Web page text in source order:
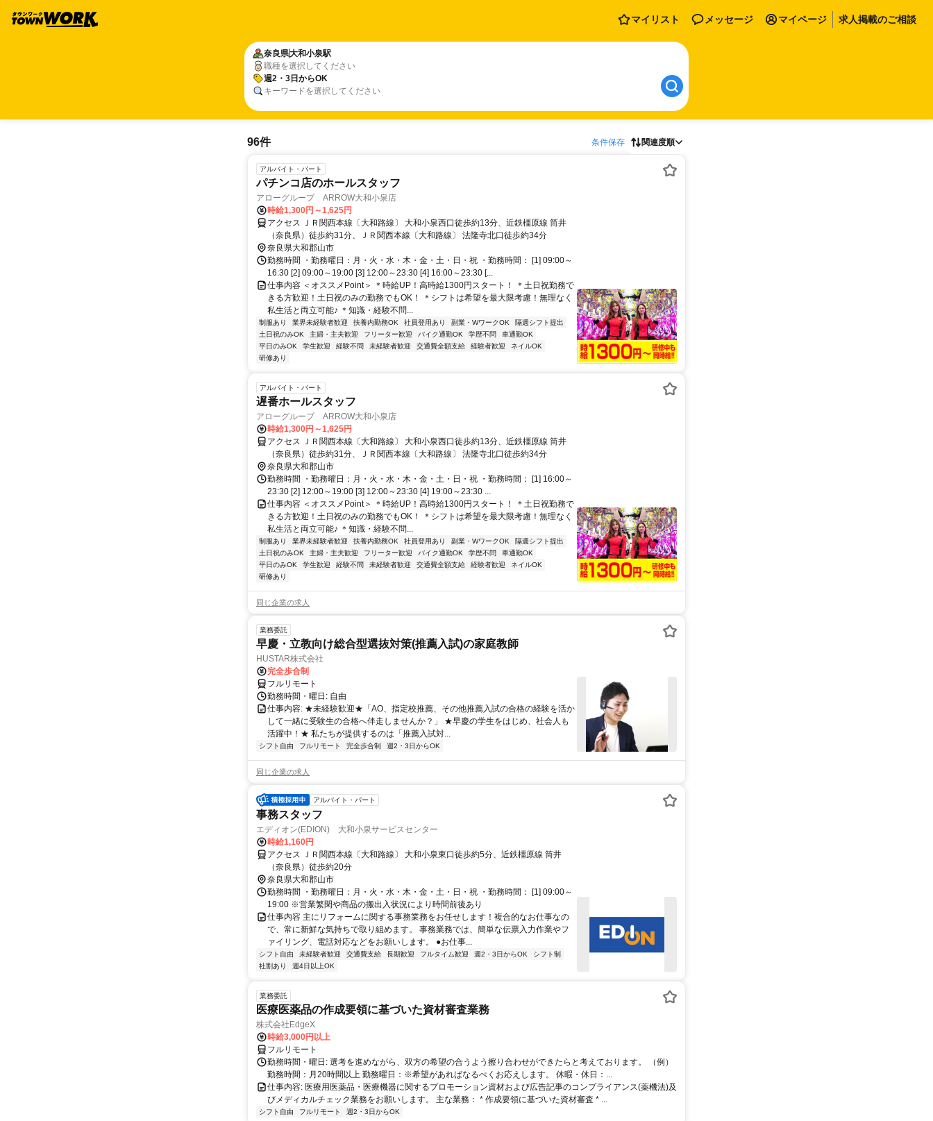
マイリスト メッセージ マイページ 求人掲載のご相談
奈良県大和小泉駅
職種を選択してください
週2・3日からOK
キーワードを選択してください
96件 条件保存 関連度順
アルバイト・パート
パチンコ店のホールスタッフ
アローグループ ARROW大和小泉店
時給1,300円～1,625円
アクセス ＪＲ関西本線〔大和路線〕 大和小泉西口徒歩約13分、近鉄橿原線 筒井
（奈良県）徒歩約31分、ＪＲ関西本線〔大和路線〕 法隆寺北口徒歩約34分
奈良県大和郡山市
勤務時間 ・勤務曜日：月・火・水・木・金・土・日・祝 ・勤務時間： [1] 09:00～
16:30 [2] 09:00～19:00 [3] 12:00～23:30 [4] 16:00～23:30 [...
仕事内容 ＜オススメPoint＞ ＊時給UP！高時給1300円スタート！ ＊土日祝勤務で
きる方歓迎！土日祝のみの勤務でもOK！ ＊シフトは希望を最大限考慮！無理なく
私生活と両立可能♪ ＊知識・経験不問...
制服あり 業界未経験者歓迎 扶養内勤務OK 社員登用あり 副業・WワークOK
隔週シフト提出
土日祝のみOK
主婦・主夫歓迎 フリーター歓迎 バイク通勤OK 学歴不問
車通勤OK
平日のみOK
学生歓迎 経験不問 未経験者歓迎 交通費全額支給 経験者歓迎
ネイルOK
研修あり
アルバイト・パート
遅番ホールスタッフ
アローグループ ARROW大和小泉店
時給1,300円～1,625円
アクセス ＪＲ関西本線〔大和路線〕 大和小泉西口徒歩約13分、近鉄橿原線 筒井
（奈良県）徒歩約31分、ＪＲ関西本線〔大和路線〕 法隆寺北口徒歩約34分
奈良県大和郡山市
勤務時間 ・勤務曜日：月・火・水・木・金・土・日・祝 ・勤務時間： [1] 16:00～
23:30 [2] 12:00～19:00 [3] 12:00～23:30 [4] 19:00～23:30 ...
仕事内容 ＜オススメPoint＞ ＊時給UP！高時給1300円スタート！ ＊土日祝勤務で
きる方歓迎！土日祝のみの勤務でもOK！ ＊シフトは希望を最大限考慮！無理なく
私生活と両立可能♪ ＊知識・経験不問...
制服あり 業界未経験者歓迎 扶養内勤務OK 社員登用あり 副業・WワークOK
隔週シフト提出
土日祝のみOK
主婦・主夫歓迎 フリーター歓迎 バイク通勤OK 学歴不問
車通勤OK
平日のみOK
学生歓迎 経験不問 未経験者歓迎 交通費全額支給 経験者歓迎
ネイルOK
研修あり
同じ企業の求人
業務委託
早慶・立教向け総合型選抜対策(推薦入試)の家庭教師
HUSTAR株式会社
完全歩合制
フルリモート
勤務時間・曜日: 自由
仕事内容: ★未経験歓迎★「AO、指定校推薦、その他推薦入試の合格の経験を活か
して一緒に受験生の合格へ伴走しませんか？」 ★早慶の学生をはじめ、社会人も
活躍中！★ 私たちが提供するのは「推薦入試対...
シフト自由 フルリモート 完全歩合制 週2・3日からOK
同じ企業の求人
アルバイト・パート
事務スタッフ
エディオン(EDION) 大和小泉サービスセンター
時給1,160円
アクセス ＪＲ関西本線〔大和路線〕 大和小泉東口徒歩約5分、近鉄橿原線 筒井
（奈良県）徒歩約20分
奈良県大和郡山市
勤務時間 ・勤務曜日：月・火・水・木・金・土・日・祝 ・勤務時間： [1] 09:00～
19:00 ※営業繁閑や商品の搬出入状況により時間前後あり
仕事内容 主にリフォームに関する事務業務をお任せします！複合的なお仕事なの
で、常に新鮮な気持ちで取り組めます。 事務業務では、簡単な伝票入力作業やフ
ァイリング、電話対応などをお願いします。 ●お仕事...
シフト自由 未経験者歓迎 交通費支給 長期歓迎 フルタイム歓迎 週2・3日からOK
シフト制
社割あり
週4日以上OK
業務委託
医療医薬品の作成要領に基づいた資材審査業務
株式会社EdgeX
時給3,000円以上
フルリモート
勤務時間・曜日: 選考を進めながら、双方の希望の合うよう擦り合わせができたらと考えております。 （例）
勤務時間：月20時間以上 勤務曜日：※希望があればなるべくお応えします。 休暇・休日：...
仕事内容: 医療用医薬品・医療機器に関するプロモーション資材および広告記事のコンプライアンス(薬機法)及
びメディカルチェック業務をお願いします。 主な業務： * 作成要領に基づいた資材審査 * ...
シフト自由 フルリモート 週2・3日からOK